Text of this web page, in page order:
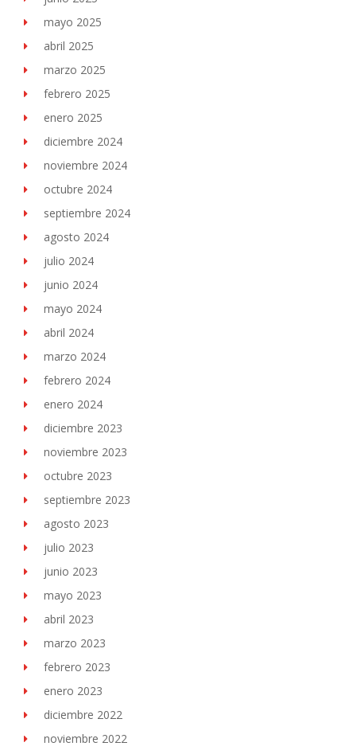
mayo 2025
abril 2025
marzo 2025
febrero 2025
enero 2025
diciembre 2024
noviembre 2024
octubre 2024
septiembre 2024
agosto 2024
julio 2024
junio 2024
mayo 2024
abril 2024
marzo 2024
febrero 2024
enero 2024
diciembre 2023
noviembre 2023
octubre 2023
septiembre 2023
agosto 2023
julio 2023
junio 2023
mayo 2023
abril 2023
marzo 2023
febrero 2023
enero 2023
diciembre 2022
noviembre 2022